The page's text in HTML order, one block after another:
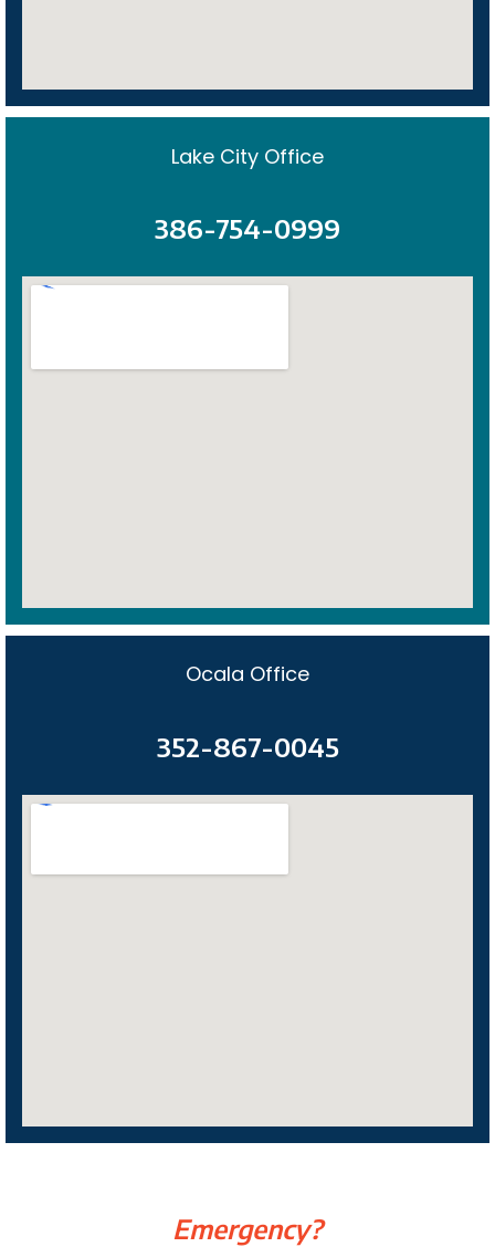
Lake City Office
386-754-0999
Ocala Office
352-867-0045
Emergency?